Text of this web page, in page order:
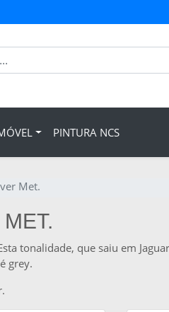
PINTURA NCS
Met.
tonalidade, que saiu em
grey.